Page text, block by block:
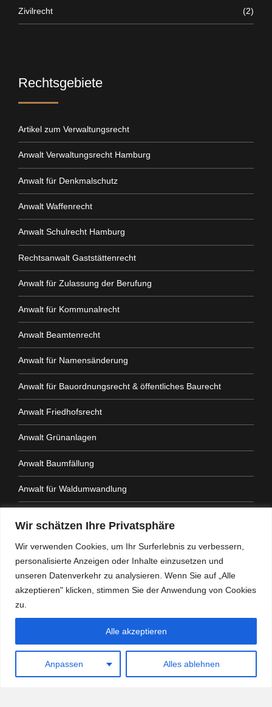
Wir schätzen Ihre Privatsphäre
Wir verwenden Cookies, um Ihr Surferlebnis zu verbessern,
personalisierte Anzeigen oder Inhalte einzusetzen und
unseren Datenverkehr zu analysieren. Wenn Sie auf „Alle
akzeptieren" klicken, stimmen Sie der Anwendung von Cookies
zu.
Anpassen Alles ablehnen
Alle akzeptieren
Zivilrecht (2)
Rechtsgebiete
Artikel zum Verwaltungsrecht
Anwalt Verwaltungsrecht Hamburg
Anwalt für Denkmalschutz
Anwalt Waffenrecht
Anwalt Schulrecht Hamburg
Rechtsanwalt Gaststättenrecht
Anwalt für Zulassung der Berufung
Anwalt für Kommunalrecht
Anwalt Beamtenrecht
Anwalt für Namensänderung
Anwalt für Bauordnungsrecht & öffentliches Baurecht
Anwalt Friedhofsrecht
Anwalt Grünanlagen
Anwalt Baumfällung
Anwalt für Waldumwandlung
Anwalt Amtshaftung
Heidemann Partner - Kanzlei mit Schwerpunkt